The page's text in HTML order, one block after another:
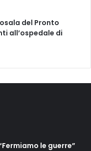
del Pronto
all’ospedale di
le guerre”